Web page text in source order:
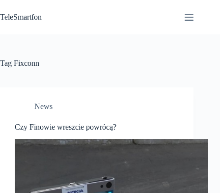
do
treści
TeleSmartfon
Tag Fixconn
News
Czy Finowie wreszcie powrócą?